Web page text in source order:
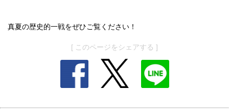
真夏の歴史的一戦をぜひご覧ください！
[ このページをシェアする ]